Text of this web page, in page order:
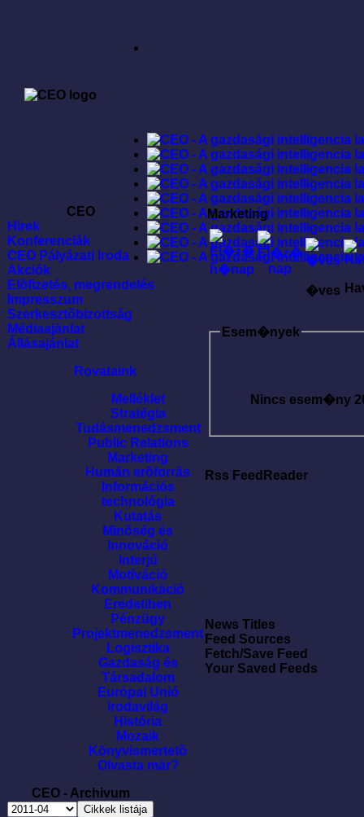
CEO
Hírek
Konferenciák
CEO Pályázati Iroda
Akciók
Elõfizetés, megrendelés
Impresszum
Szerkesztõbizottság
Médiaajánlat
Állásajánlat
Rovataink
Melléklet
Stratégia
Tudásmenedzsment
Public Relations
Marketing
Humán erõforrás
Információs
technológia
Kutatás
Minõség és
Innováció
Interjú
Motíváció
Kommunikáció
Eredetiben
Pénzügy
Projektmenedzsment
Logisztika
Gazdaság és
Társadalom
Európai Unió
Irodavilág
História
Mozaik
Könyvismertetõ
Olvasta már?
CEO - Archivum
Marketing
�ves
Esem�nyek
Nincs esem�ny
Rss FeedReader
News Titles
Feed Sources
Fetch/Save Feed
Your Saved Feeds